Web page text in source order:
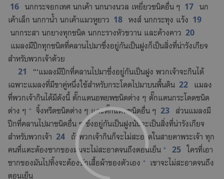
16 นก​กระจอกเทศ นก​เค้า นก​นาง​นวล เหยี่ยว​ชนิด​อื่น ๆ 17 นก​
เค้า​เล็ก นก​กาน้ำ นก​เค้าแมว​หู​ยาว 18 หงส์ นก​กระทุง แร้ง 19
นก​กระสา นก​ยาง​ทุก​ชนิด นก​กะ​ราง​หัว​ขวาน และ​ค้างคาว 20
แมลง​มี​ปีก​ทุก​ชนิด​ที่​คลาน​ไป​มา​ซึ่ง​อยู่​กัน​เป็น​ฝูง​ก็​เป็น​สิ่ง​ที่​น่า​รังเกียจ​
สำหรับ​พวก​เจ้า​ด้วย
21
“‘แมลง​มี​ปีก​ที่​คลาน​ไป​มา​ซึ่ง​อยู่​กัน​เป็น​ฝูง พวก​เจ้า​จะ​กิน​ได้​
เฉพาะ​แมลง​ที่​มี​ขา​คู่​หนึ่ง​ใช้​สำหรับ​กระโดด​ไป​มา​บน​พื้น​ดิน 22 แมลง​
ที่​พวก​เจ้า​กิน​ได้​มี​ดัง​นี้ ตั๊กแตน​อพยพ​ชนิด​ต่าง ๆ ตั๊กแตน​กระโดด​ชนิด​
ต่าง ๆ + จิ้งหรีด​ชนิด​ต่าง ๆ และ​ตั๊กแตน​ชนิด​อื่น ๆ 23 ส่วน​แมลง​มี​
ปีก​ที่​คลาน​ไป​มา​ชนิด​อื่น ๆ ซึ่ง​อยู่​กัน​เป็น​ฝูง​นั้น​จะ​เป็น​สิ่ง​ที่​น่า​รังเกียจ​
สำหรับ​พวก​เจ้า 24 ถ้า​พวก​เจ้า​กิน​ก็​จะ​ไม่​สะอาด​ใน​สายตา​พระเจ้า ทุก​
คน​ที่​แตะ​ต้อง​ซาก​ของ​มัน​จะ​ไม่​สะอาด​จน​ถึง​ตอน​เย็น + 25 ใคร​ที่​เอา​
ซาก​ของ​มัน​ไป​ทิ้ง​จะ​ต้อง​ซัก​เสื้อ​ผ้า​ของ​ตัว​เอง +
เขา​จะ​ไม่​สะอาด​จน​ถึง​
ตอน​เย็น